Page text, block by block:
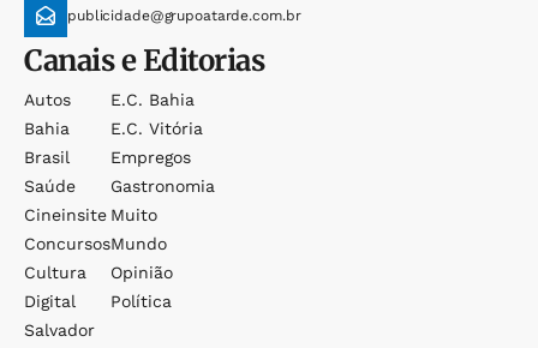
publicidade@grupoatarde.com.br
Canais e Editorias
Autos
Bahia
Brasil
Saúde
Cineinsite
Concursos
Cultura
Digital
Salvador
E.c. Bahia
E.c. Vitória
Empregos
Gastronomia
Muito
Mundo
Opinião
Política